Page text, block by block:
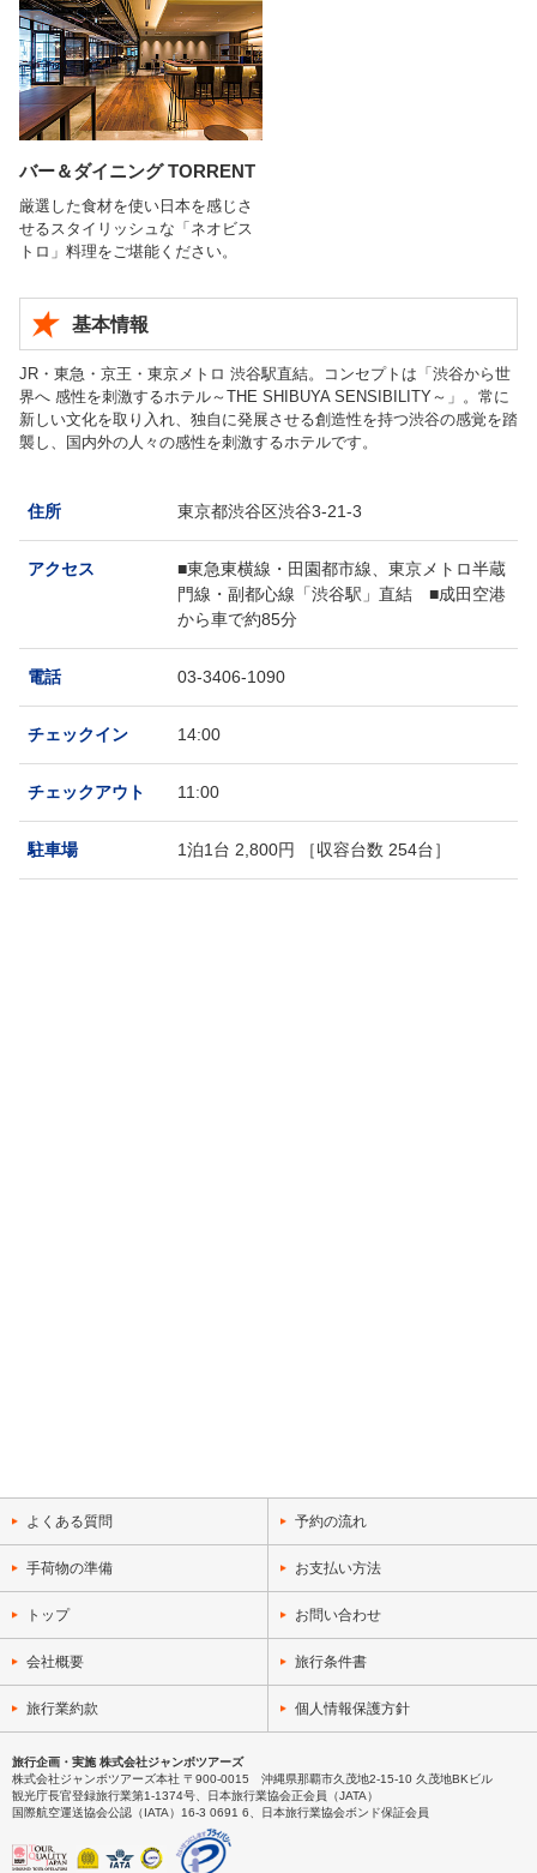
バー＆ダイニング TORRENT
厳選した食材を使い日本を感じさ
せるスタイリッシュな「ネオビス
トロ」料理をご堪能ください。
基本情報
JR・東急・京王・東京メトロ 渋谷駅直結。コンセプトは「渋谷から世
界へ 感性を刺激するホテル～THE SHIBUYA SENSIBILITY～」。常に
新しい文化を取り入れ、独自に発展させる創造性を持つ渋谷の感覚を踏
襲し、国内外の人々の感性を刺激するホテルです。
住所 東京都渋谷区渋谷3-21-3
アクセス
■東急東横線・田園都市線、東京メトロ半蔵
門線・副都心線「渋谷駅」直結 ■成田空港
から車で約85分
電話 03-3406-1090
チェックイン 14:00
チェックアウト 11:00
駐車場 1泊1台 2,800円 ［収容台数 254台］
よくある質問 予約の流れ
手荷物の準備 お支払い方法
トップ お問い合わせ
会社概要 旅行条件書
旅行業約款 個人情報保護方針
旅行企画・実施 株式会社ジャンボツアーズ
株式会社ジャンボツアーズ本社 〒900-0015 沖縄県那覇市久茂地2-15-10 久茂地BKビル
観光庁長官登録旅行業第1-1374号、日本旅行業協会正会員（JATA）
国際航空運送協会公認（IATA）16-3 0691 6、日本旅行業協会ボンド保証会員